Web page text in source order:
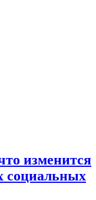
изменится
социальных